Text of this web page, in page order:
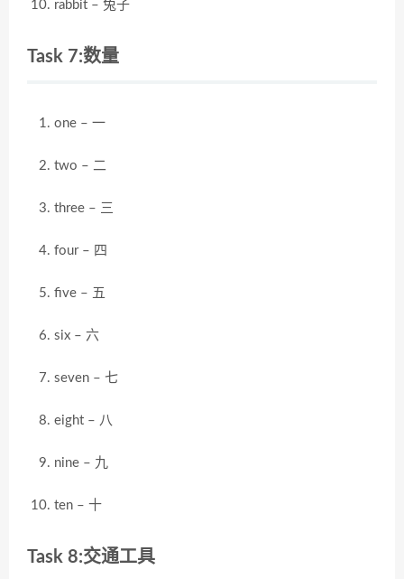
rabbit – 兔子
Task 7:数量
one – 一
two – 二
three – 三
four – 四
five – 五
six – 六
seven – 七
eight – 八
nine – 九
ten – 十
Task 8:交通工具